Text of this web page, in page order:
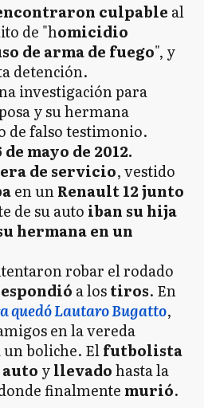
culpable al
de "homicidio
de arma de fuego", y
detención.
investigación para
y su hermana
de falso testimonio.
de mayo de 2012.
de servicio, vestido
en unRenault 12 junto
de su auto iban su hija
hermana en un
robar el rodado
a lostiros. En
quedó Lautaro Bugatto,
en la vereda
un boliche. Elfutbolista
auto yllevadohasta la
finalmente murió.